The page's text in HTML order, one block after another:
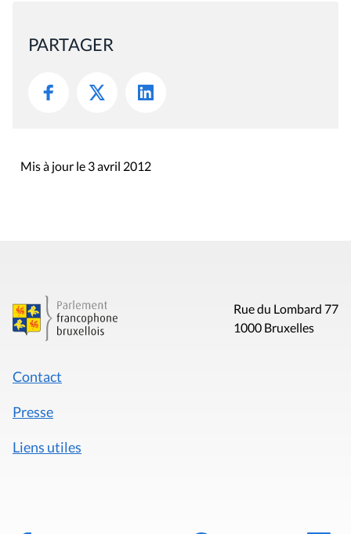
PARTAGER
Mis à jour le 3 avril 2012
Rue du Lombard 77
1000 Bruxelles
Contact
Presse
Liens utiles